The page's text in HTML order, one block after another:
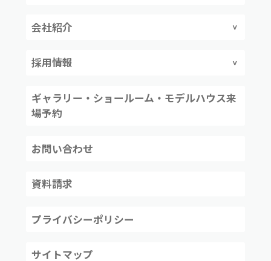
会社紹介
採用情報
ギャラリー・ショールーム・モデルハウス来
場予約
お問い合わせ
資料請求
プライバシーポリシー
サイトマップ